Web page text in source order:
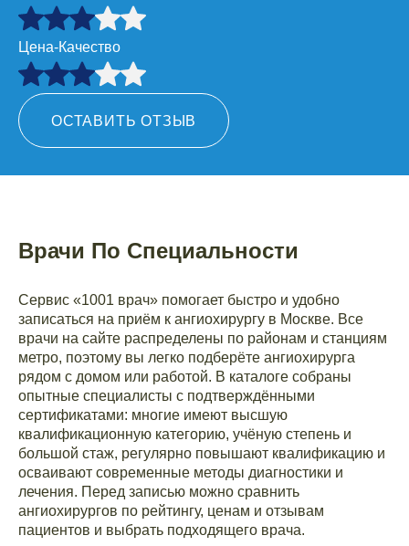
Цена-Качество
ОСТАВИТЬ ОТЗЫВ
Врачи По Специальности
Сервис «1001 врач» помогает быстро и удобно
записаться на приём к ангиохирургу в Москве. Все
врачи на сайте распределены по районам и станциям
метро, поэтому вы легко подберёте ангиохирурга
рядом с домом или работой. В каталоге собраны
опытные специалисты с подтверждёнными
сертификатами: многие имеют высшую
квалификационную категорию, учёную степень и
большой стаж, регулярно повышают квалификацию и
осваивают современные методы диагностики и
лечения. Перед записью можно сравнить
ангиохирургов по рейтингу, ценам и отзывам
пациентов и выбрать подходящего врача.